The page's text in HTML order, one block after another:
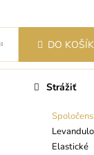
DO
Elastické
Strážiť